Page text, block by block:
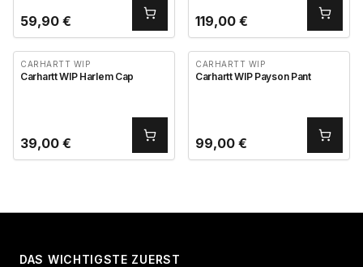
59,90 € 119,00 €
CARHARTT WIP
Carhartt WIP Harlem Cap
39,00 €
CARHARTT WIP
Carhartt WIP Payson Pant
99,00 €
DAS WICHTIGSTE ZUERST